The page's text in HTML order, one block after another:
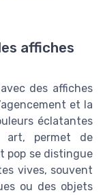
affiches
des affiches
et la
éclatantes
art, permet de
pop se distingue
vives, souvent
ou des objets